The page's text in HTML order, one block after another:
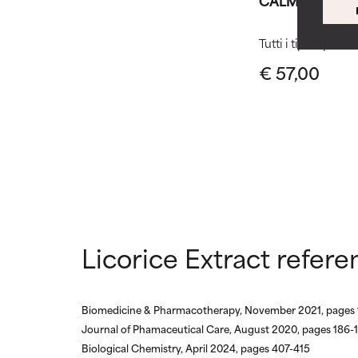
Tutti i tipi di pelle
€ 57,00
Licorice Extract
Biomedicine & Pharmacotherapy, November 2021, pages
Journal of Phamaceutical Care, August 2020, pages 186-
Biological Chemistry, April 2024, pages 407-415
NON USARE
Può causare
nel complesso
di esaminare
NON USARE
Può causare
nel complesso
di esaminare